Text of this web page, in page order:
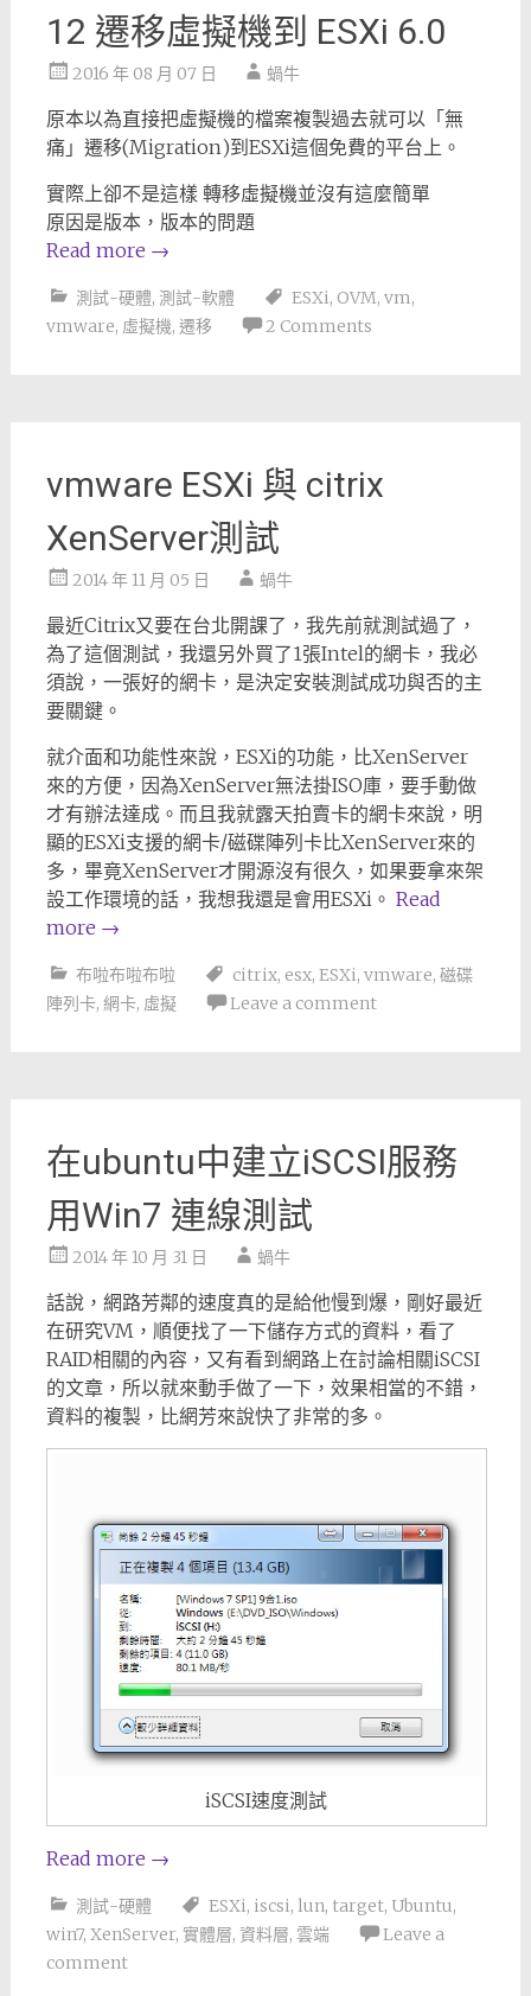
12 遷移虛擬機到 ESXi 6.0
2016 年 08 月 07 日 蝸牛
原本以為直接把虛擬機的檔案複製過去就可以「無
痛」遷移(Migration)到ESXi這個免費的平台上。
實際上卻不是這樣 轉移虛擬機並沒有這麼簡單
原因是版本，版本的問題
Read more →
測試-硬體, 測試-軟體 ESXi, OVM, vm,
vmware, 虛擬機, 遷移 2 Comments
vmware ESXi 與 citrix
XenServer測試
2014 年 11 月 05 日 蝸牛
最近Citrix又要在台北開課了，我先前就測試過了，
為了這個測試，我還另外買了1張Intel的網卡，我必
須說，一張好的網卡，是決定安裝測試成功與否的主
要關鍵。
就介面和功能性來說，ESXi的功能，比XenServer
來的方便，因為XenServer無法掛ISO庫，要手動做
才有辦法達成。而且我就露天拍賣卡的網卡來說，明
顯的ESXi支援的網卡/磁碟陣列卡比XenServer來的
多，畢竟XenServer才開源沒有很久，如果要拿來架
設工作環境的話，我想我還是會用ESXi。 Read
more →
布啦布啦布啦 citrix, esx, ESXi, vmware, 磁碟
陣列卡, 網卡, 虛擬 Leave a comment
在ubuntu中建立iSCSI服務
用Win7 連線測試
2014 年 10 月 31 日 蝸牛
話說，網路芳鄰的速度真的是給他慢到爆，剛好最近
在研究VM，順便找了一下儲存方式的資料，看了
RAID相關的內容，又有看到網路上在討論相關iSCSI
的文章，所以就來動手做了一下，效果相當的不錯，
資料的複製，比網芳來說快了非常的多。
iSCSI速度測試
Read more →
測試-硬體 ESXi, iscsi, lun, target, Ubuntu,
win7, XenServer, 實體層, 資料層, 雲端
Leave a
comment